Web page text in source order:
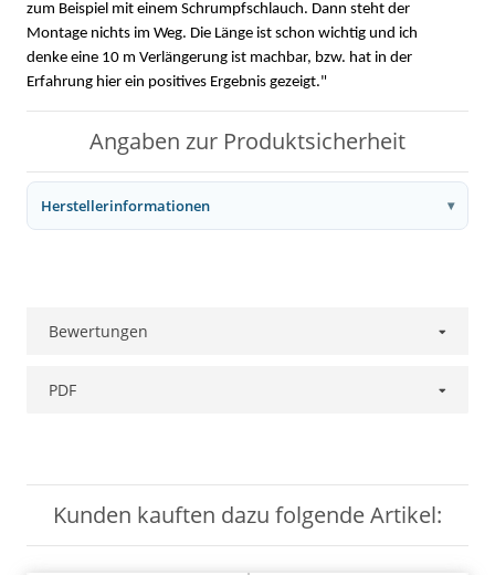
zum Beispiel mit einem Schrumpfschlauch. Dann steht der
Montage nichts im Weg. Die Länge ist schon wichtig und ich
denke eine 10 m Verlängerung ist machbar, bzw. hat in der
Erfahrung hier ein positives Ergebnis gezeigt."
Angaben zur Produktsicherheit
Herstellerinformationen
Bewertungen
PDF
Kunden kauften dazu folgende Artikel: